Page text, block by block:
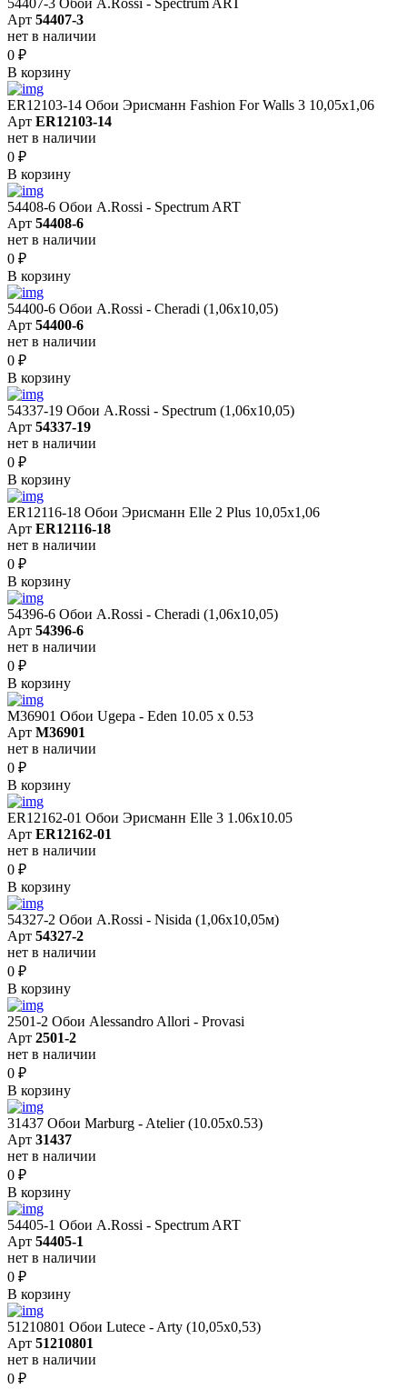
Арт 54407-3
нет в наличии
0 ₽
В корзину
ER12103-14 Обои Эрисманн Fashion For Walls 3 10,05x1,06
Арт ER12103-14
нет в наличии
0 ₽
В корзину
54408-6 Обои A.Rossi - Spectrum ART
Арт 54408-6
нет в наличии
0 ₽
В корзину
54400-6 Обои A.Rossi - Cheradi (1,06x10,05)
Арт 54400-6
нет в наличии
0 ₽
В корзину
54337-19 Обои A.Rossi - Spectrum (1,06x10,05)
Арт 54337-19
нет в наличии
0 ₽
В корзину
ER12116-18 Обои Эрисманн Elle 2 Plus 10,05x1,06
Арт ER12116-18
нет в наличии
0 ₽
В корзину
54396-6 Обои A.Rossi - Cheradi (1,06x10,05)
Арт 54396-6
нет в наличии
0 ₽
В корзину
M36901 Обои Ugepa - Eden 10.05 х 0.53
Арт M36901
нет в наличии
0 ₽
В корзину
ER12162-01 Обои Эрисманн Elle 3 1.06x10.05
Арт ER12162-01
нет в наличии
0 ₽
В корзину
54327-2 Обои A.Rossi - Nisida (1,06x10,05м)
Арт 54327-2
нет в наличии
0 ₽
В корзину
2501-2 Обои Alessandro Allori - Provasi
Арт 2501-2
нет в наличии
0 ₽
В корзину
31437 Обои Marburg - Atelier (10.05х0.53)
Арт 31437
нет в наличии
0 ₽
В корзину
54405-1 Обои A.Rossi - Spectrum ART
Арт 54405-1
нет в наличии
0 ₽
В корзину
51210801 Обои Lutece - Arty (10,05x0,53)
Арт 51210801
нет в наличии
0 ₽